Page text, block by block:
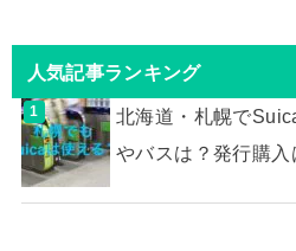
人気記事ランキング
北海道・札幌で
やバスは？発行購入